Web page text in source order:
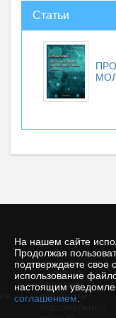
На нашем сайте
Продолжая
подтверждаете свое
использование
настоящим
соглашением
Статьи
Политика
защиты и
обработки